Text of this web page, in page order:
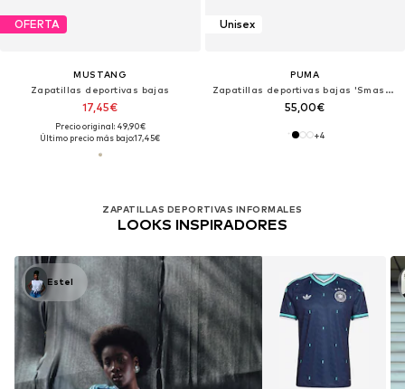
OFERTA
MUSTANG
Zapatillas deportivas bajas
17,45€
Precio original: 49,90€
Último precio más bajo:17,45€
ZAPATILLAS DEPORTIVAS INFORMALES
LOOKS INSPIRADORES
Estel
Unisex
PUMA
Zapatillas deportivas bajas 'Smash 3.0'
55,00€
+4